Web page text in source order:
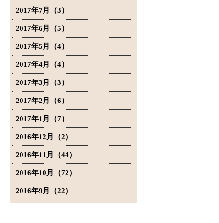
2017年7月（3）
2017年6月（5）
2017年5月（4）
2017年4月（4）
2017年3月（3）
2017年2月（6）
2017年1月（7）
2016年12月（2）
2016年11月（44）
2016年10月（72）
2016年9月（22）